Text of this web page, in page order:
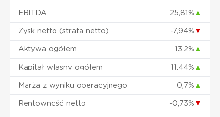
EBITDA 25,81% ▲
Zysk netto (strata netto) -7,94% ▼
Aktywa ogółem 13,2% ▲
Kapitał własny ogółem 11,44% ▲
Marża z wyniku operacyjnego 0,7% ▲
Rentowność netto -0,73% ▼